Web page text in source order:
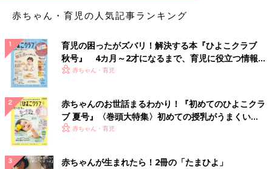
赤ちゃん・育児の人気記事ランキング
育児の困ったがズバリ！解決する本『ひよこクラブ
秋号』 4カ月～2才になるまで、育児に役立つ情報が
いっぱい！
赤ちゃん・育児
赤ちゃんのお世話まるわかり！『初めてのひよこクラ
ブ 夏号』〈巻頭大特集〉初めての授乳がうまくい
く！ おっぱい・ミルクの基本と夏のトラブル 解決テ
赤ちゃん・育児
赤ちゃんが生まれたら！2冊の「たまひよ」